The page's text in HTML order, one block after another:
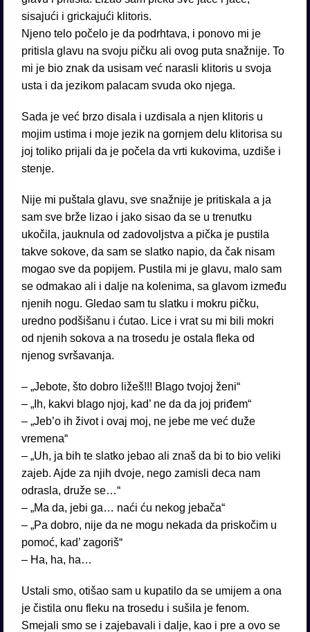
sisajući i grickajući klitoris.
Njeno telo počelo je da podrhtava, i ponovo mi je
pritisla glavu na svoju pičku ali ovog puta snažnije. To
mi je bio znak da usisam već narasli klitoris u svoja
usta i da jezikom palacam svuda oko njega.
Sada je već brzo disala i uzdisala a njen klitoris u
mojim ustima i moje jezik na gornjem delu klitorisa su
joj toliko prijali da je počela da vrti kukovima, uzdiše i
stenje.
Nije mi puštala glavu, sve snažnije je pritiskala a ja
sam sve brže lizao i jako sisao da se u trenutku
ukočila, jauknula od zadovoljstva a pička je pustila
takve sokove, da sam se slatko napio, da čak nisam
mogao sve da popijem. Pustila mi je glavu, malo sam
se odmakao ali i dalje na kolenima, sa glavom između
njenih nogu. Gledao sam tu slatku i mokru pičku,
uredno podšišanu i ćutao. Lice i vrat su mi bili mokri
od njenih sokova a na trosedu je ostala fleka od
njenog svršavanja.
– „Jebote, što dobro ližeš!!! Blago tvojoj ženi“
– „Ih, kakvi blago njoj, kad’ ne da da joj priđem“
– „Jeb’o ih život i ovaj moj, ne jebe me već duže
vremena“
– „Uh, ja bih te slatko jebao ali znaš da bi to bio veliki
zajeb. Ajde za njih dvoje, nego zamisli deca nam
odrasla, druže se…“
– „Ma da, jebi ga… naći ću nekog jebača“
– „Pa dobro, nije da ne mogu nekada da priskočim u
pomoć, kad’ zagoriš“
– Ha, ha, ha…
Ustali smo, otišao sam u kupatilo da se umijem a ona
je čistila onu fleku na trosedu i sušila je fenom.
Smejali smo se i zajebavali i dalje, kao i pre a ovo se